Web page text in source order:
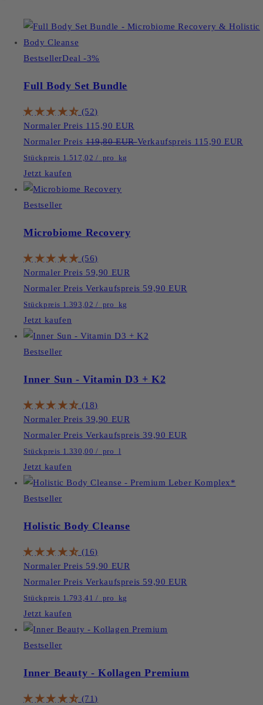
BestsellerDeal -3%
Full Body Set Bundle
(52)
Normaler Preis 115,90 EUR
Normaler Preis 119,80 EURVerkaufspreis 115,90 EUR
Stückpreis 1.517,02 / pro kg
Jetzt kaufen
Bestseller
Microbiome Recovery
(56)
Normaler Preis 59,90 EUR
Normaler Preis Verkaufspreis 59,90 EUR
Stückpreis 1.393,02 / pro kg
Jetzt kaufen
Bestseller
Inner Sun - Vitamin D3 + K2
(18)
Normaler Preis 39,90 EUR
Normaler Preis Verkaufspreis 39,90 EUR
Stückpreis 1.330,00 / pro l
Jetzt kaufen
Bestseller
Holistic Body Cleanse
(16)
Normaler Preis 59,90 EUR
Normaler Preis Verkaufspreis 59,90 EUR
Stückpreis 1.793,41 / pro kg
Jetzt kaufen
Bestseller
Inner Beauty - Kollagen Premium
(71)